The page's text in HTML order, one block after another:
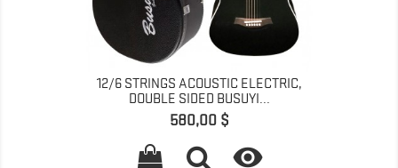
12/6 STRINGS ACOUSTIC ELECTRIC,
DOUBLE SIDED BUSUYI...
Giá
580,00 $
